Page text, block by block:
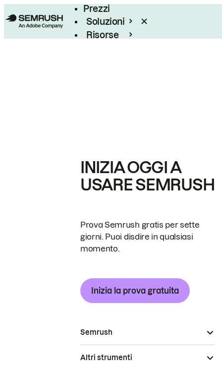
Prezzi
Soluzioni
Risorse
INIZIA OGGI A
USARE SEMRUSH
Prova Semrush gratis per sette
giorni. Puoi disdire in qualsiasi
momento.
Inizia la prova gratuita
Semrush
Altri strumenti